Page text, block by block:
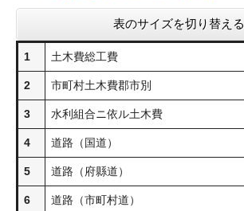
表のサイズを切り替える
1 土木費総工費
2 市町村土木費郡市別
3 水利組合ニ依ル土木費
4 道路（国道）
5 道路（府縣道）
6 道路（市町村道）